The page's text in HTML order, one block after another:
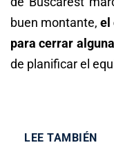
buen montante,el
para cerrar
de planificar el
LEE TAMBIÉN